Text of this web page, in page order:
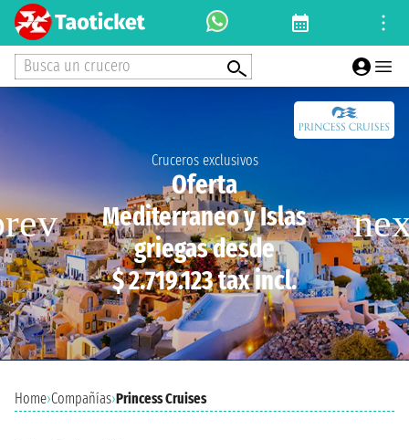
Busca un crucero
Cruceros exclusivos
Oferta
Mediterraneo y Islas
griegas desde
$ 2.719.123 tax incl.
Home›Compañías›Princess Cruises